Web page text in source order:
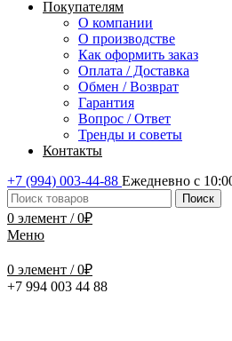
Покупателям
О компании
О производстве
Как оформить заказ
Оплата / Доставка
Обмен / Возврат
Гарантия
Вопрос / Ответ
Тренды и советы
Контакты
+7 (994) 003-44-88 Ежедневно с
Поиск
0 элемент / 0₽
Меню
0 элемент / 0₽
+7 994 003 44 88